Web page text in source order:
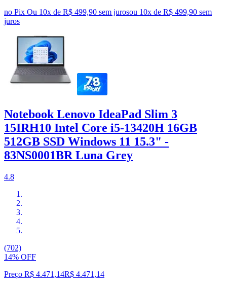
no Pix Ou 10x de R$ 499,90 sem jurosou 10x de R$ 499,90 sem
juros
Notebook Lenovo IdeaPad Slim 3
15IRH10 Intel Core i5-13420H 16GB
512GB SSD Windows 11 15.3" -
83NS0001BR Luna Grey
4.8
(702)
14% OFF
Preço R$ 4.471,14R$ 4.471 ,14